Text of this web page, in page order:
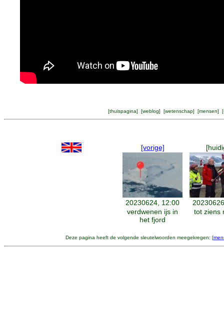
[thuispagina] [weblog] [wetenschap] [mensen] [
[vorige]
20230624, 12:00
verdwenen ijs in
het fjord
tot ziens
Deze pagina heeft de volgende sleutelwoorden meegekregen: [